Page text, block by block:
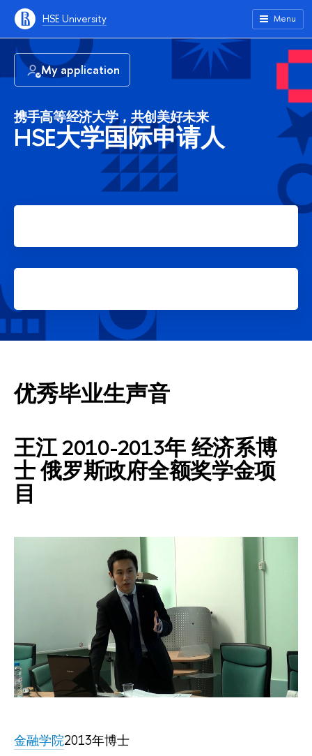
HSE University Menu
My application
携手高等经济大学，共创美好未来
HSE大学国际申请人
优秀毕业生声音
王江 2010-2013年 经济系博
士 俄罗斯政府全额奖学金项
目
金融学院2013年博士